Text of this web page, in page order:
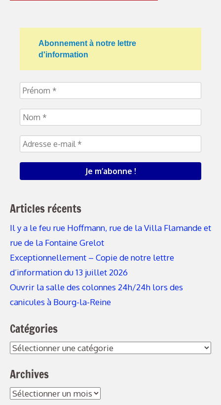
Abonnement à notre lettre
d'information
Articles récents
Il y a le feu rue Hoffmann, rue de la Villa Flamande et
rue de la Fontaine Grelot
Exceptionnellement – Copie de notre lettre
d’information du 13 juillet 2026
Ouvrir la salle des colonnes 24h/24h lors des
canicules à Bourg-la-Reine
Catégories
Archives